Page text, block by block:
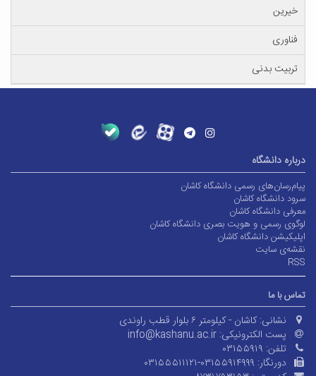
خیرین
فناوری
تربیت بدنی
درباره دانشگاه
پیام‌رسان‌های رسمی دانشگاه کاشان
سرود دانشگاه کاشان
معرفی دانشگاه کاشان
لوگوی رسمی و هویت بصری دانشگاه کاشان
اپلیکیشن دانشگاه کاشان
نقشه‌ی سایت
RSS
تماس با ما
نشانی: کاشان - کیلومتر ۶ بلوار قطب راوندی
پست الکترونیکی: info@kashanu.ac.ir
تلفن: ۰۳۱۵۵۹۱۹
دورنگار: ۰۳۱۵۵۵۱۱۱۲۱-۰۳۱۵۵۹۱۴۹۹۹